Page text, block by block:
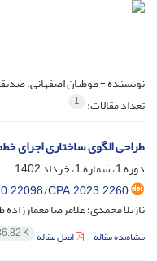
نویسنده =طوطیان اصفهانی،
تعداد مقالات: 1
طراحی الگوی ساختاری اجرای
دوره 1، شماره 1، خرداد 1402
CPA.2023.2260
نازیلا محمدی؛ غلامرضا
مشاهده مقاله اصل مقاله K